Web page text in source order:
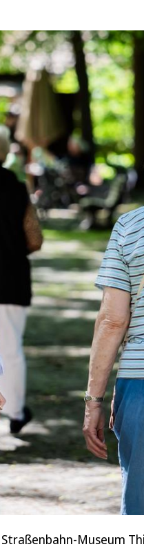
Museum